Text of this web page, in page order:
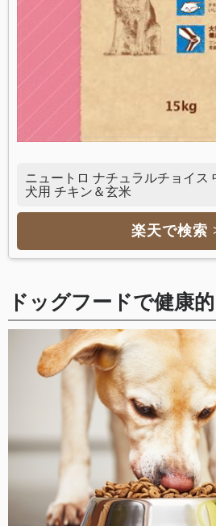
ニュートロ ナチュラルチョイス
犬用 チキン＆玄米
楽天で検索
ドッグフードで健康